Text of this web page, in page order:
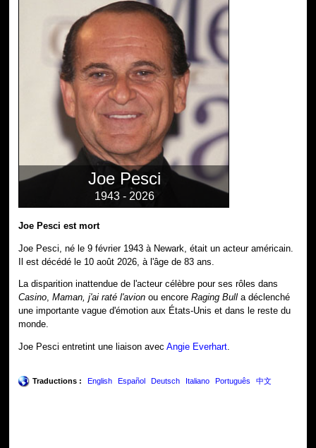
Joe Pesci
1943 - 2026
Joe Pesci est mort
Joe Pesci, né le 9 février 1943 à Newark, était un acteur américain.
Il est décédé le 10 août 2026, à l'âge de 83 ans.
La disparition inattendue de l'acteur célèbre pour ses rôles dans
Casino,Maman, j'ai raté l'avion ou encoreRaging Bull a déclenché
une importante vague d'émotion aux États-Unis et dans le reste du
monde.
Joe Pesci entretint une liaison avecAngie Everhart.
Traductions : English Español Deutsch Italiano Português 中文